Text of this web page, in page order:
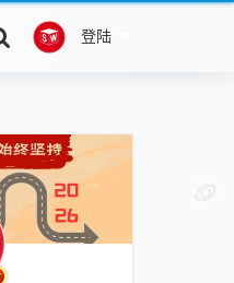
登陆